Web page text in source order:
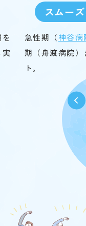
スムー
急性期（神谷病
期（舟渡病院
ト。